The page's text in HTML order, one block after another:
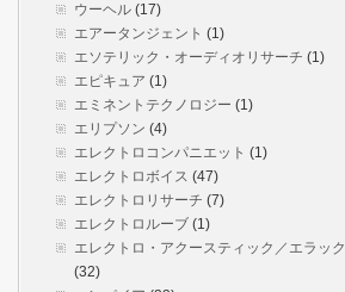
ウーヘル (17)
エアータンジェント (1)
エソテリック・オーディオリサーチ (1)
エピキュア (1)
エミネントテクノロジー (1)
エリプソン (4)
エレクトロコンパニエット (1)
エレクトロボイス (47)
エレクトロリサーチ (7)
エレクトロルーブ (1)
エレクトロ・アクースティック／エラック
(32)